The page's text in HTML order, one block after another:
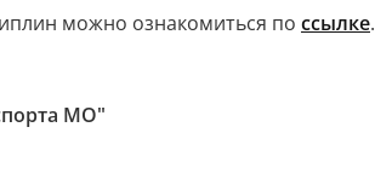
можно ознакомиться по ссылке.
МО"